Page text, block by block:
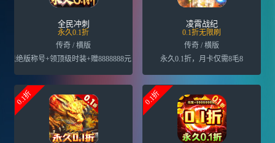
全民冲刺
永久0.1折
传奇 / 横版
送绝版称号+领顶级时装+赠8888888元宝
凌霄战纪
0.1折无限刷
传奇 / 横版
永久0.1折，月卡仅需8毛8
0.1折 0.1折